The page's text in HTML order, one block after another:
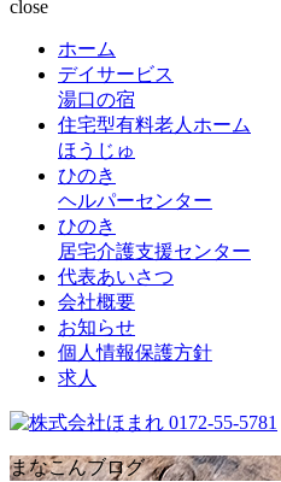
close
ホーム
デイサービス
湯口の宿
住宅型有料老人ホーム
ほうじゅ
ひのき
ヘルパーセンター
ひのき
居宅介護支援センター
代表あいさつ
会社概要
お知らせ
個人情報保護方針
求人
0172-55-5781
まなこんブログ